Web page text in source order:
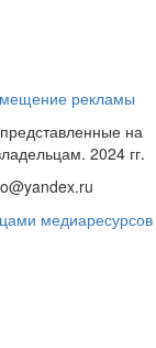
рекламы
на
2024 гг.
медиаресурсов